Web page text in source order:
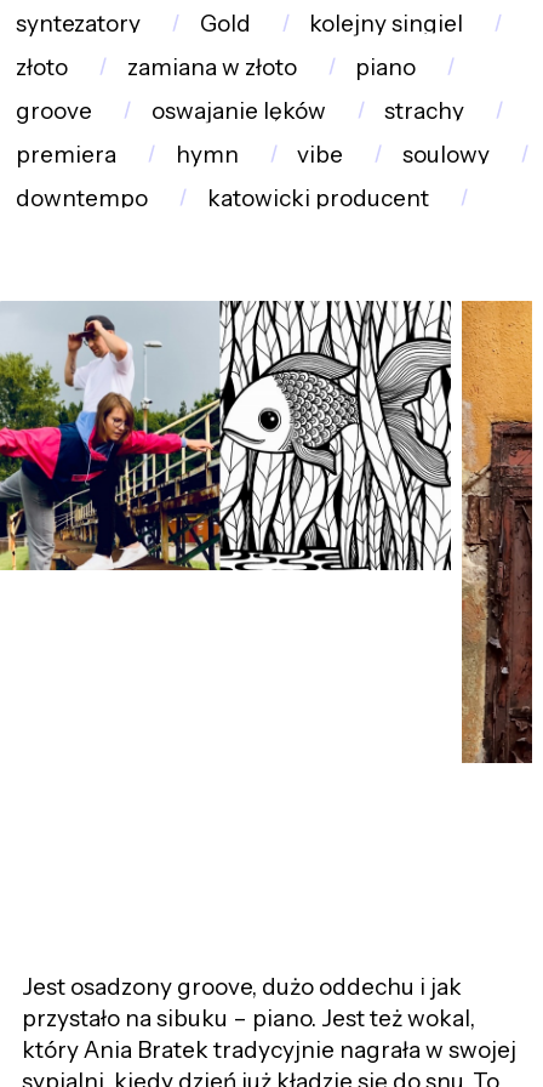
syntezatory Gold
kolejny singiel
złoto
zamiana w złoto
piano
groove
oswajanie lęków
strachy
premiera
hymn vibe
soulowy
downtempo
katowicki producent
Jest osadzony groove, dużo oddechu i jak
przystało na sibuku – piano. Jest też wokal,
który Ania Bratek tradycyjnie nagrała w swojej